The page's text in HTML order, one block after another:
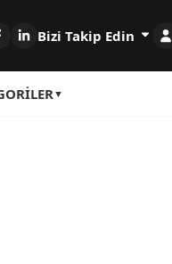
Bizi Takip Edin